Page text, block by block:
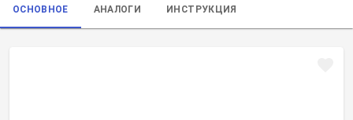
ОСНОВНОЕ АНАЛОГИ ИНСТРУКЦИЯ